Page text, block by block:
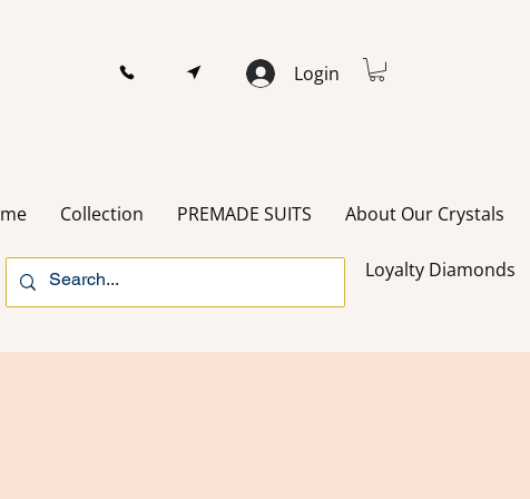
Login
Collection PREMADE SUITS About Our Crystals
Loyalty Diamonds